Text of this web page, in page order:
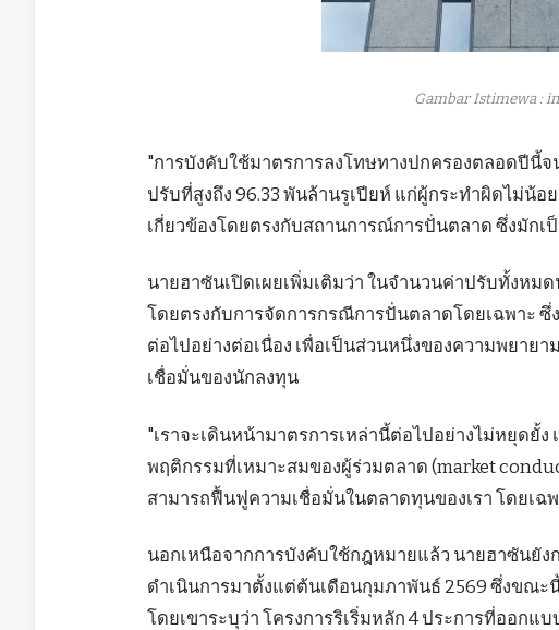
Gambar Istimewa :
"การบังคับใช้มาตรการลงโทษทางปกครองตลอดปีนี้
ปรับที่สูงถึง 96.33 พันล้านรูเปียห์ แก่ผู้กระทำผิดไม่น้
เกี่ยวข้องโดยตรงกับสถานการณ์การปั่นตลาด ซึ่งมัก
นายฮาซันเปิดเผยเพิ่มเติมว่า ในจำนวนค่าปรับทั้งหม
โดยตรงกับการจัดการกรณีการปั่นตลาดโดยเฉพาะ ซึ่
ต่อไปอย่างต่อเนื่อง เพื่อเป็นส่วนหนึ่งของความพยาย
เชื่อมั่นของนักลงทุน
"เราจะเดินหน้ามาตรการเหล่านี้ต่อไปอย่างไม่หยุดยั้
พฤติกรรมที่เหมาะสมของผู้ร่วมตลาด (market
สามารถฟื้นฟูความเชื่อมั่นในตลาดทุนของเรา โดยเฉ
นอกเหนือจากการบังคับใช้กฎหมายแล้ว นายฮาซันยั
ดำเนินการมาตั้งแต่ต้นเดือนกุมภาพันธ์ 2569 ซึ่งขณ
โดยเขาระบุว่า โครงการริเริ่มหลัก 4 ประการที่ออก